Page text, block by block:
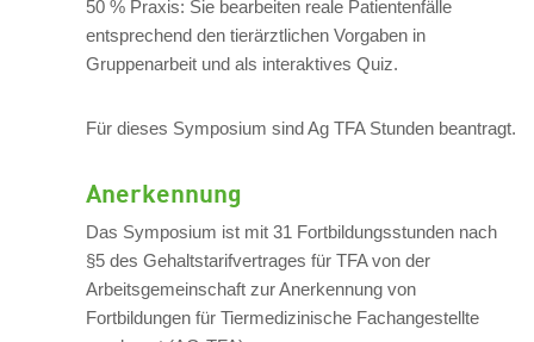
50 % Praxis: Sie bearbeiten reale Patientenfälle
entsprechend den tierärztlichen Vorgaben in
Gruppenarbeit und als interaktives Quiz.
Für dieses Symposium sind Ag TFA Stunden beantragt.
Anerkennung
Das Symposium ist mit 31 Fortbildungsstunden nach
§5 des Gehaltstarifvertrages für TFA von der
Arbeitsgemeinschaft zur Anerkennung von
Fortbildungen für Tiermedizinische Fachangestellte